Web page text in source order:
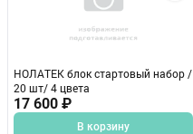
НОЛАТЕК блок стартовый набор /
20 шт/ 4 цвета
17 600 ₽
В корзину